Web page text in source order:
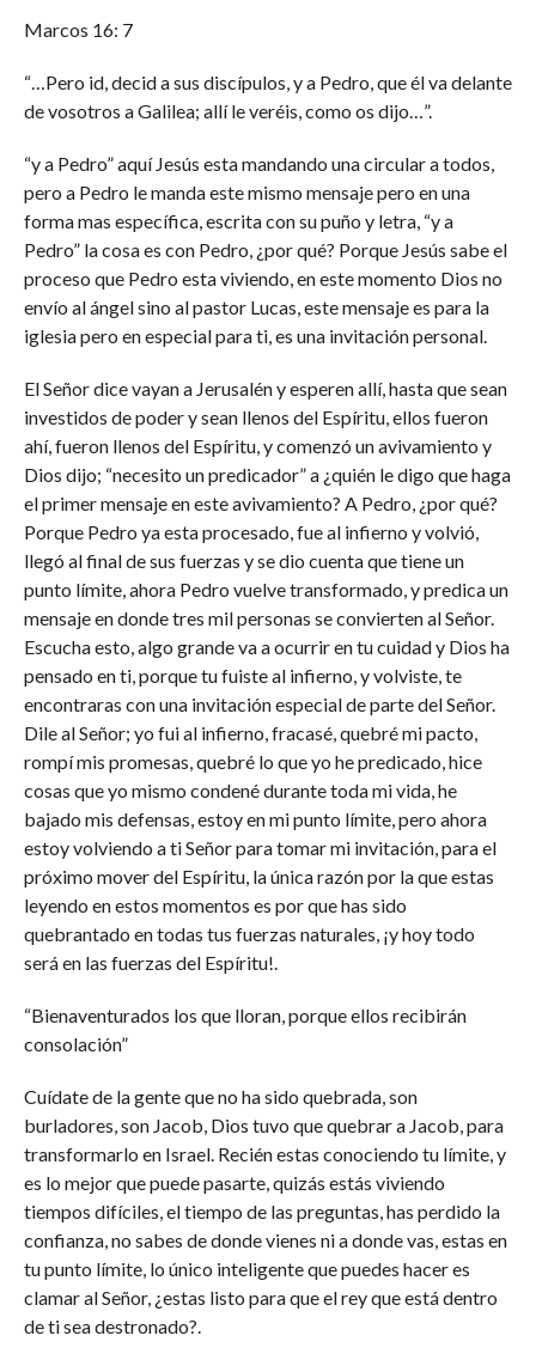
Marcos 16: 7
“…Pero id, decid a sus discípulos, y a Pedro, que él va delante
de vosotros a Galilea; allí le veréis, como os dijo…”.
“y a Pedro” aquí Jesús esta mandando una circular a todos,
pero a Pedro le manda este mismo mensaje pero en una
forma mas específica, escrita con su puño y letra, “y a
Pedro” la cosa es con Pedro, ¿por qué? Porque Jesús sabe el
proceso que Pedro esta viviendo, en este momento Dios no
envío al ángel sino al pastor Lucas, este mensaje es para la
iglesia pero en especial para ti, es una invitación personal.
El Señor dice vayan a Jerusalén y esperen allí, hasta que sean
investidos de poder y sean llenos del Espíritu, ellos fueron
ahí, fueron llenos del Espíritu, y comenzó un avivamiento y
Dios dijo; “necesito un predicador” a ¿quién le digo que haga
el primer mensaje en este avivamiento? A Pedro, ¿por qué?
Porque Pedro ya esta procesado, fue al infierno y volvió,
llegó al final de sus fuerzas y se dio cuenta que tiene un
punto límite, ahora Pedro vuelve transformado, y predica un
mensaje en donde tres mil personas se convierten al Señor.
Escucha esto, algo grande va a ocurrir en tu cuidad y Dios ha
pensado en ti, porque tu fuiste al infierno, y volviste, te
encontraras con una invitación especial de parte del Señor.
Dile al Señor; yo fui al infierno, fracasé, quebré mi pacto,
rompí mis promesas, quebré lo que yo he predicado, hice
cosas que yo mismo condené durante toda mi vida, he
bajado mis defensas, estoy en mi punto límite, pero ahora
estoy volviendo a ti Señor para tomar mi invitación, para el
próximo mover del Espíritu, la única razón por la que estas
leyendo en estos momentos es por que has sido
quebrantado en todas tus fuerzas naturales, ¡y hoy todo
será en las fuerzas del Espíritu!.
“Bienaventurados los que lloran, porque ellos recibirán
consolación”
Cuídate de la gente que no ha sido quebrada, son
burladores, son Jacob, Dios tuvo que quebrar a Jacob, para
transformarlo en Israel. Recién estas conociendo tu límite, y
es lo mejor que puede pasarte, quizás estás viviendo
tiempos difíciles, el tiempo de las preguntas, has perdido la
confianza, no sabes de donde vienes ni a donde vas, estas en
tu punto límite, lo único inteligente que puedes hacer es
clamar al Señor, ¿estas listo para que el rey que está dentro
de ti sea destronado?.